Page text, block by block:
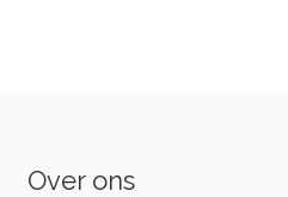
Over ons